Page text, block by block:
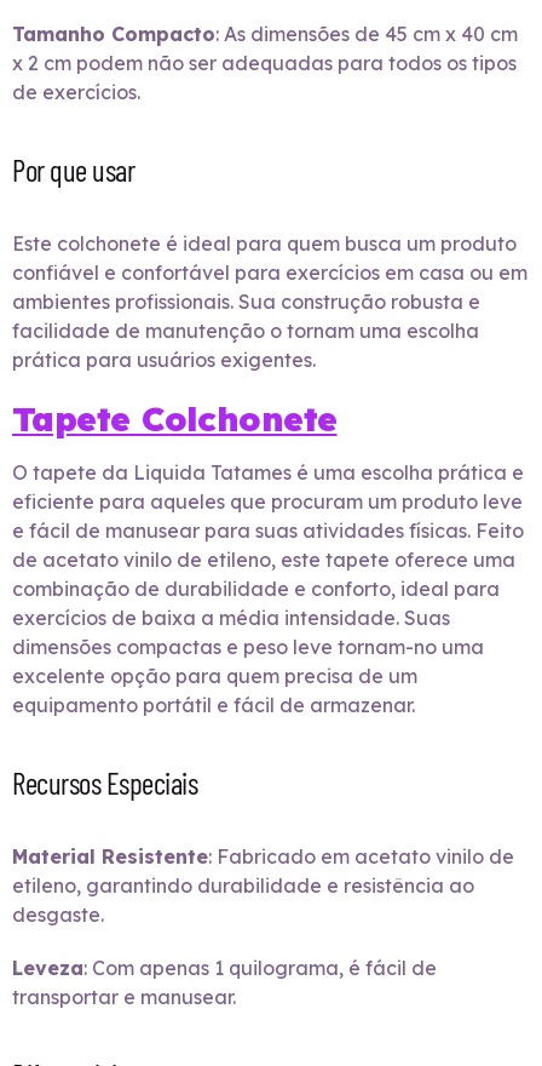
Tamanho Compacto: As dimensões de 45 cm x 40 cm
x 2 cm podem não ser adequadas para todos os tipos
de exercícios.
Por que usar
Este colchonete é ideal para quem busca um produto
confiável e confortável para exercícios em casa ou em
ambientes profissionais. Sua construção robusta e
facilidade de manutenção o tornam uma escolha
prática para usuários exigentes.
Tapete Colchonete
O tapete da Liquida Tatames é uma escolha prática e
eficiente para aqueles que procuram um produto leve
e fácil de manusear para suas atividades físicas. Feito
de acetato vinilo de etileno, este tapete oferece uma
combinação de durabilidade e conforto, ideal para
exercícios de baixa a média intensidade. Suas
dimensões compactas e peso leve tornam-no uma
excelente opção para quem precisa de um
equipamento portátil e fácil de armazenar.
Recursos Especiais
Material Resistente: Fabricado em acetato vinilo de
etileno, garantindo durabilidade e resistência ao
desgaste.
Leveza: Com apenas 1 quilograma, é fácil de
transportar e manusear.